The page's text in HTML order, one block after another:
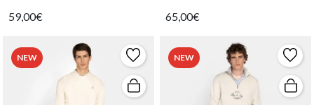
59,00€ 65,00€
NEW NEW